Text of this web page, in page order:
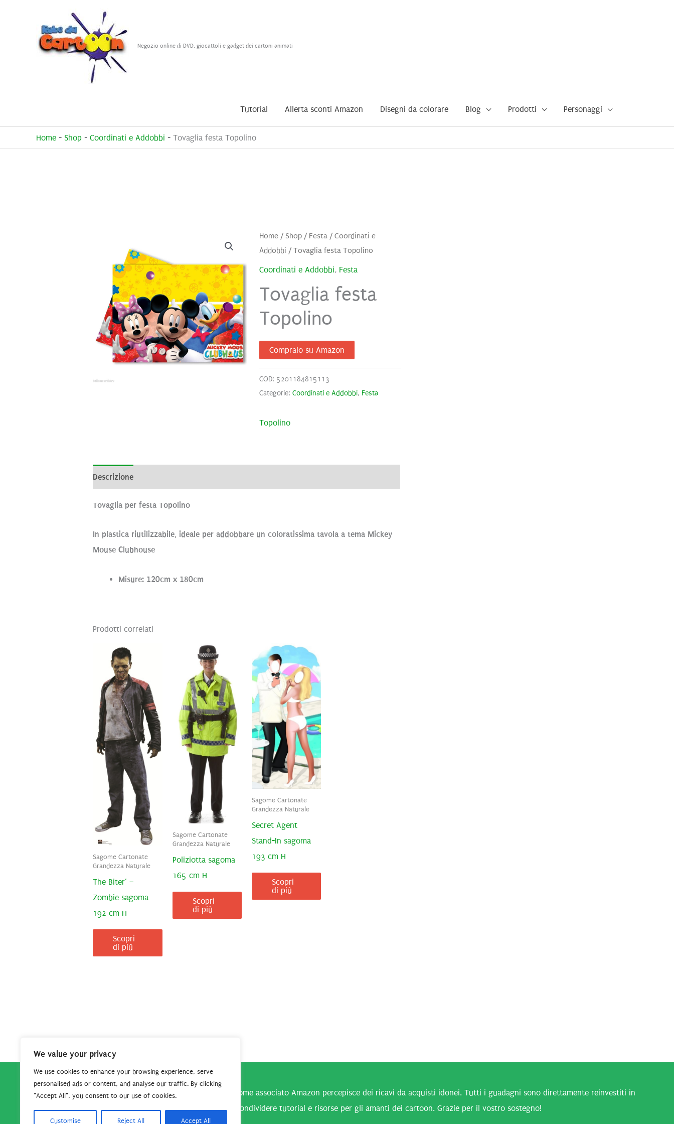
We value your privacy
We use cookies to enhance your browsing experience, serve
personalised ads or content, and analyse our traffic. By clicking
"Accept All", you consent to our use of cookies.
Customise Reject All Accept All
Negozio online di DVD, giocattoli e gadget dei cartoni animati
Tutorial Allerta sconti Amazon Disegni da colorare Blog Prodotti Personaggi
Home - Shop - Coordinati e Addobbi - Tovaglia festa Topolino
Home/ Shop/ Festa/ Coordinati e
Addobbi / Tovaglia festa Topolino
Coordinati e Addobbi, Festa
Tovaglia festa
Topolino
Compralo su Amazon
COD: 5201184815113
Categorie: Coordinati e Addobbi, Festa
Topolino
Descrizione
Tovaglia per festa Topolino
In plastica riutilizzabile, ideale per addobbare un coloratissima tavola a tema Mickey
Mouse Clubhouse
Misure: 120cm x 180cm
Prodotti correlati
Sagome Cartonate
Grandezza Naturale
The Biter’ –
Zombie sagoma
192 cm H
Scopri
di più
Sagome Cartonate
Grandezza Naturale
Poliziotta sagoma
165 cm H
Scopri
di più
Sagome Cartonate
Grandezza Naturale
Secret Agent
Stand-In sagoma
193 cm H
Scopri
di più
Copyright © 2026Robe da Cartoon| Robe da Cartoon come associato Amazon percepisce dei ricavi da acquisti idonei. Tutti i guadagni sono direttamente reinvestiti in
questo sito per continuare a condividere tutorial e risorse per gli amanti dei cartoon. Grazie per il vostro sostegno!